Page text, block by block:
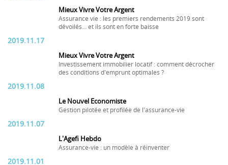
Mieux Vivre Votre Argent
Assurance vie : les premiers rendements 2019 sont
dévoilés... et ils sont en forte baisse
2019.11.17
Mieux Vivre Votre Argent
Investissement immobilier locatif : comment décrocher
des conditions d'emprunt optimales ?
2019.11.08
Le Nouvel Economiste
Gestion pilotée et profilée de l'assurance-vie
2019.11.07
L'Agefi Hebdo
Assurance-vie : un modèle à réinventer
2019.11.01